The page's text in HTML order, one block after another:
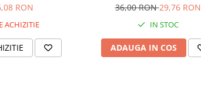
RON
ACHIZITIE
36,00 RON29,76 RON
IN STOC
ADAUGA IN COS